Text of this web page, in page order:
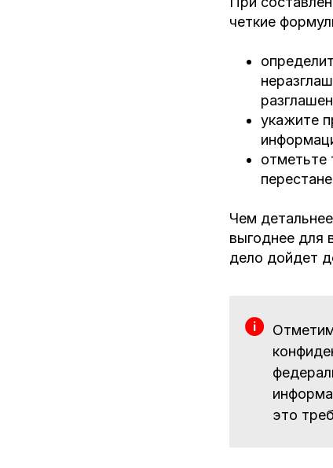
четкие
укажите
отметьте
Чем
выгоднее для
дело дойдет
это